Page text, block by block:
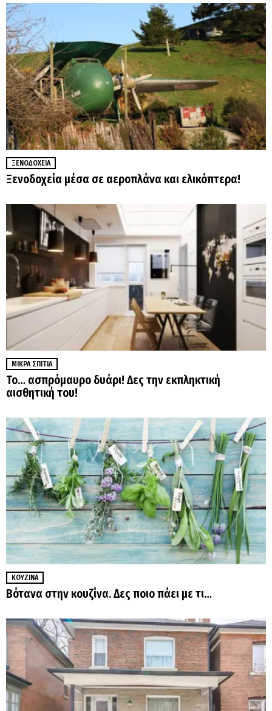
ΞΕΝΟΔΟΧΕΊΑ
Ξενοδοχεία μέσα σε αεροπλάνα και ελικόπτερα!
ΜΙΚΡΆ ΣΠΊΤΙΑ
Το… ασπρόμαυρο δυάρι! Δες την εκπληκτική
αισθητική του!
ΚΟΥΖΊΝΑ
Βότανα στην κουζίνα. Δες ποιο πάει με τι…